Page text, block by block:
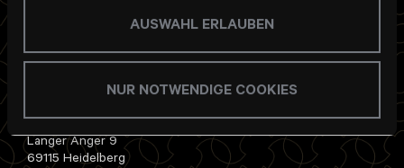
AUSWAHL ERLAUBEN
NUR NOTWENDIGE COOKIES
Langer Anger 9
69115 Heidelberg